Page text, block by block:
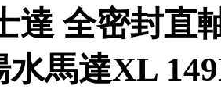
達 全密封直
水馬達XL